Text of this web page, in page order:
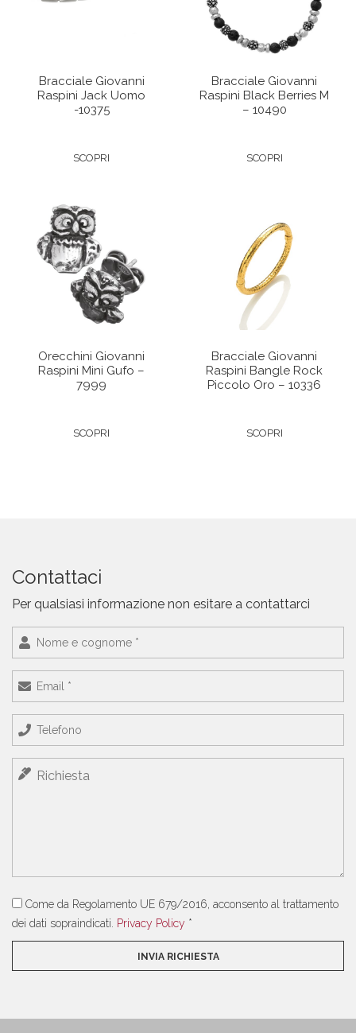
Bracciale Giovanni
Raspini Jack Uomo
-10375
SCOPRI
Bracciale Giovanni
Raspini Black Berries M
– 10490
SCOPRI
Orecchini Giovanni
Raspini Mini Gufo –
7999
SCOPRI
Bracciale Giovanni
Raspini Bangle Rock
Piccolo Oro – 10336
SCOPRI
Contattaci
Per qualsiasi informazione non esitare a contattarci
Come da Regolamento UE 679/2016, acconsento al trattamento
dei dati sopraindicati.
Privacy Policy *